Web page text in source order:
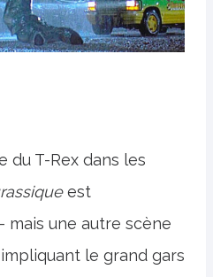
du T-Rex dans les
est
mais une autre scène
le grand gars